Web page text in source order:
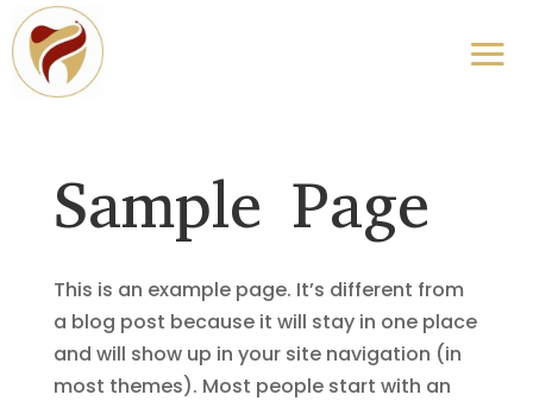
Sample Page
This is an example page. It’s different from
a blog post because it will stay in one place
and will show up in your site navigation (in
most themes). Most people start with an